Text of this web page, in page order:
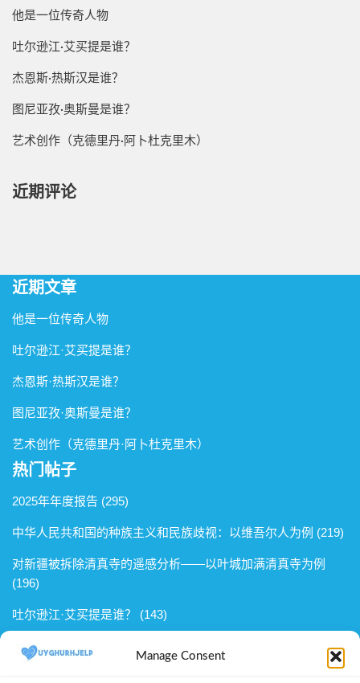
Manage Consent
他是一位传奇人物
吐尔逊江·艾买提是谁？
杰恩斯·热斯汉是谁？
图尼亚孜·奥斯曼是谁？
艺术创作（克德里丹·阿卜杜克里木）
近期评论
近期文章
他是一位传奇人物
吐尔逊江·艾买提是谁？
杰恩斯·热斯汉是谁？
图尼亚孜·奥斯曼是谁？
艺术创作（克德里丹·阿卜杜克里木）
热门帖子
2025年年度报告 (295)
中华人民共和国的种族主义和民族歧视：以维吾尔人为例 (219)
对新疆被拆除清真寺的遥感分析——以叶城加满清真寺为例
(196)
吐尔逊江·艾买提是谁？ (143)
艾合麦提·麦提尼亚孜是谁？